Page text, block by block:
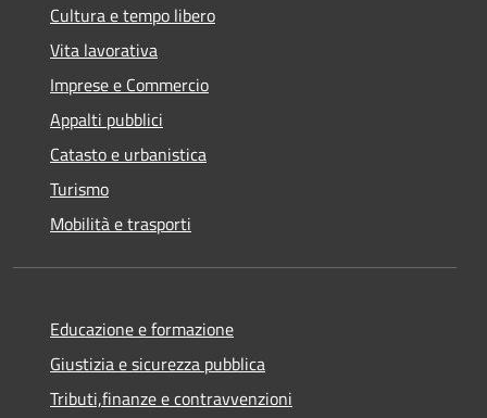
Cultura e tempo libero
Vita lavorativa
Imprese e Commercio
Appalti pubblici
Catasto e urbanistica
Turismo
Mobilità e trasporti
Educazione e formazione
Giustizia e sicurezza pubblica
Tributi,finanze e contravvenzioni